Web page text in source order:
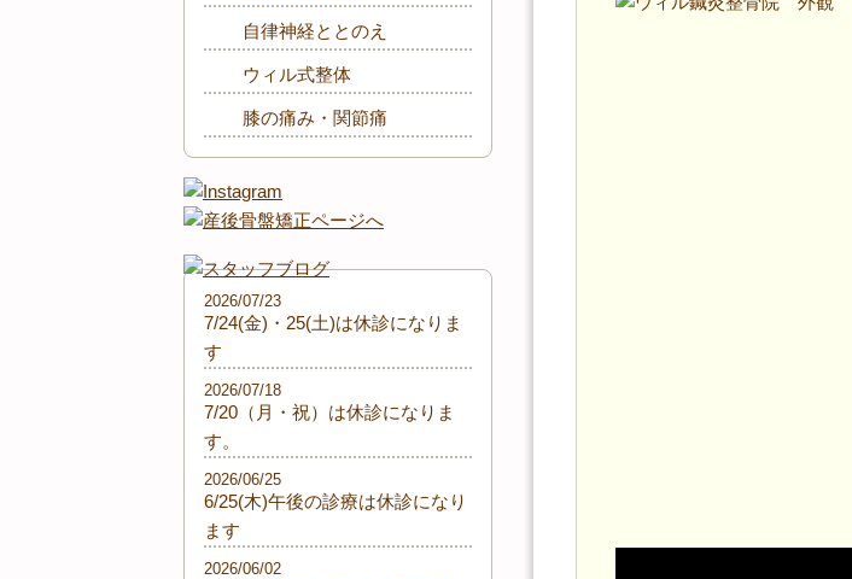
自律神経ととのえ
ウィル式整体
膝の痛み・関節痛
7/24(金)・25(土)は休診になりま
す
2026/07/23
7/20（月・祝）は休診になりま
す。
2026/07/18
6/25(木)午後の診療は休診になり
ます
2026/06/25
2026/06/02